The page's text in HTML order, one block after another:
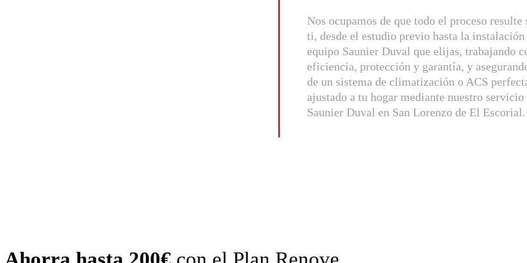
Nos ocupamos de que todo el proceso
ti, desde el estudio previo hasta la
equipo Saunier Duval que elijas, trabajando
eficiencia, protección y garantía, y
de un sistema de climatización o ACS
ajustado a tu hogar mediante nuestro
Saunier Duval en San Lorenzo de El Escorial.